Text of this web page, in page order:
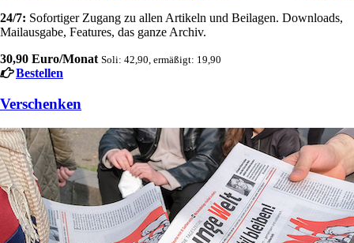
24/7: Sofortiger Zugang zu allen Artikeln und Beilagen. Downloads,
Mailausgabe, Features, das ganze Archiv.
30,90 Euro/Monat Soli: 42,90, ermäßigt: 19,90
Bestellen
Verschenken